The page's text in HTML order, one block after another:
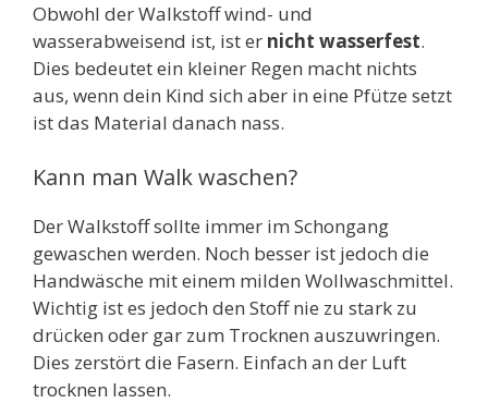
Obwohl der Walkstoff wind- und
wasserabweisend ist, ist er nicht wasserfest.
Dies bedeutet ein kleiner Regen macht nichts
aus, wenn dein Kind sich aber in eine Pfütze setzt
ist das Material danach nass.
Kann man Walk waschen?
Der Walkstoff sollte immer im Schongang
gewaschen werden. Noch besser ist jedoch die
Handwäsche mit einem milden Wollwaschmittel.
Wichtig ist es jedoch den Stoff nie zu stark zu
drücken oder gar zum Trocknen auszuwringen.
Dies zerstört die Fasern. Einfach an der Luft
trocknen lassen.